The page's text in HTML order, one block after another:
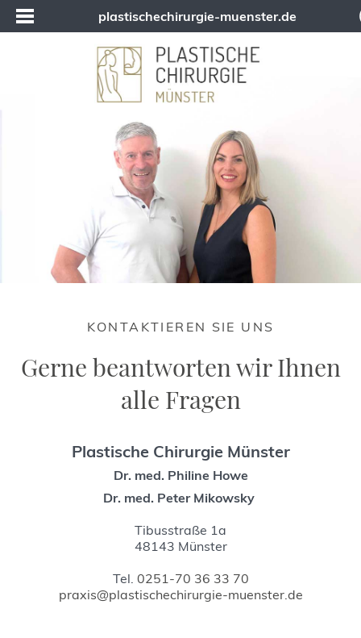
plastischechirurgie-muenster.de
KONTAKTIEREN SIE UNS
Gerne beantworten wir Ihnen
alle Fragen
Plastische Chirurgie Münster
Dr. med. Philine Howe
Dr. med. Peter Mikowsky
Tibusstraße 1a
48143 Münster
Tel. 0251-70 36 33 70
praxis@plastischechirurgie-muenster.de